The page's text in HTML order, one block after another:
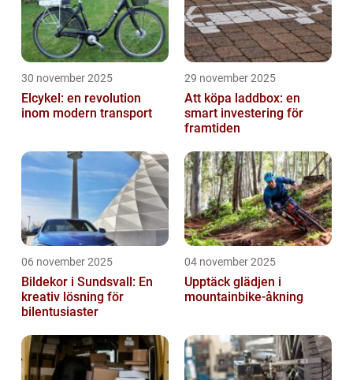
30 november 2025
Elcykel: en revolution
inom modern transport
29 november 2025
Att köpa laddbox: en
smart investering för
framtiden
06 november 2025
Bildekor i Sundsvall: En
kreativ lösning för
bilentusiaster
04 november 2025
Upptäck glädjen i
mountainbike-åkning